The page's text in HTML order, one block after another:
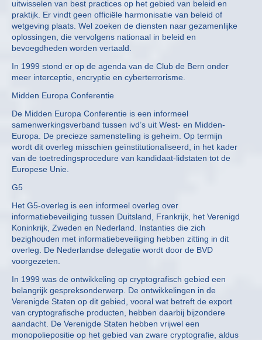
uitwisselen van best practices op het gebied van beleid en
praktijk. Er vindt geen officiële harmonisatie van beleid of
wetgeving plaats. Wel zoeken de diensten naar gezamenlijke
oplossingen, die vervolgens nationaal in beleid en
bevoegdheden worden vertaald.
In 1999 stond er op de agenda van de Club de Bern onder
meer interceptie, encryptie en cyberterrorisme.
Midden Europa Conferentie
De Midden Europa Conferentie is een informeel
samenwerkingsverband tussen ivd’s uit West- en Midden-
Europa. De precieze samenstelling is geheim. Op termijn
wordt dit overleg misschien geïnstitutionaliseerd, in het kader
van de toetredingsprocedure van kandidaat-lidstaten tot de
Europese Unie.
G5
Het G5-overleg is een informeel overleg over
informatiebeveiliging tussen Duitsland, Frankrijk, het Verenigd
Koninkrijk, Zweden en Nederland. Instanties die zich
bezighouden met informatiebeveiliging hebben zitting in dit
overleg. De Nederlandse delegatie wordt door de BVD
voorgezeten.
In 1999 was de ontwikkeling op cryptografisch gebied een
belangrijk gespreksonderwerp. De ontwikkelingen in de
Verenigde Staten op dit gebied, vooral wat betreft de export
van cryptografische producten, hebben daarbij bijzondere
aandacht. De Verenigde Staten hebben vrijwel een
monopoliepositie op het gebied van zware cryptografie, aldus